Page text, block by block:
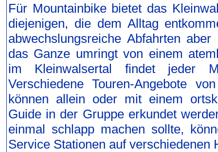
Für Mountainbike bietet das
diejenigen, die dem Alltag
abwechslungsreiche Abfahrten
das Ganze umringt von einem
im Kleinwalsertal findet jeder
Verschiedene Touren-Angebote
können allein oder mit einem
Guide in der Gruppe erkundet
einmal schlapp machen sollte,
Service Stationen auf verschiedenen